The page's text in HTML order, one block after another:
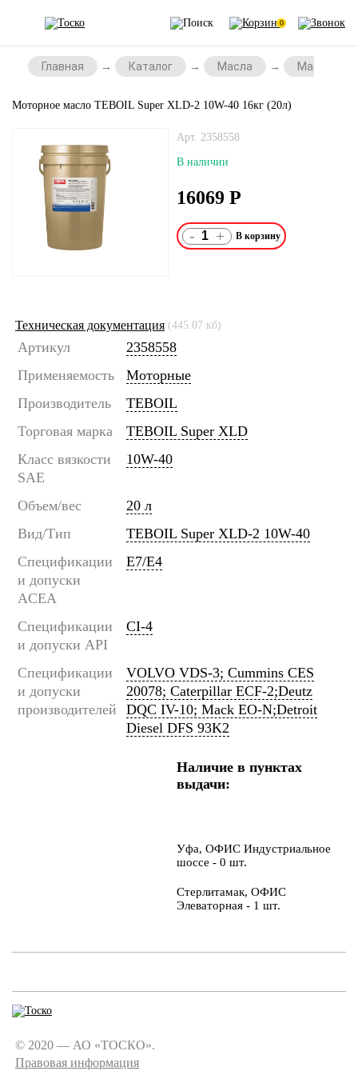
0
Главная Каталог Масла Масла для
Моторное масло TEBOIL Super XLD-2 10W-40 16кг (20л)
Арт. 2358558
В наличии
16069 Р
- +
Техническая документация (445.07 кб)
Артикул
2358558
Применяемость
Моторные
Производитель
TEBOIL
Торговая марка
TEBOIL Super XLD
Класс вязкости
SAE
10W-40
Объем/вес
20 л
Вид/Тип
TEBOIL Super XLD-2 10W-40
Спецификации
и допуски
ACEA
E7/E4
Спецификации
и допуски API
CI-4
Спецификации
и допуски
производителей
VOLVO VDS-3; Cummins CES
20078; Caterpillar ECF-2;Deutz
DQC IV-10; Mack EO-N;Detroit
Diesel DFS 93K2
Наличие в пунктах
выдачи:
Уфа, ОФИС Индустриальное
шоссе - 0 шт.
Стерлитамак, ОФИС
Элеваторная - 1 шт.
© 2020 — АО «ТОСКО».
Правовая информация